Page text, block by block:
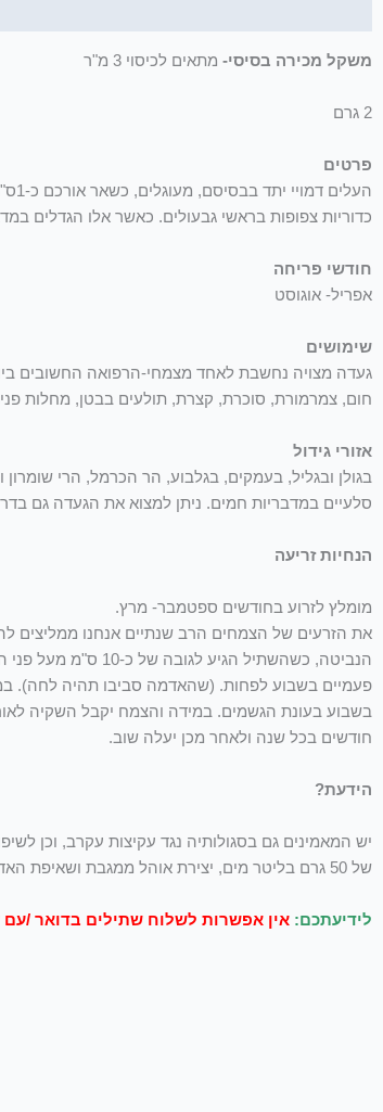
משקל מכירה בסיסי- מתאים לכיסוי 3 מ"ר
2 גרם
פרטים
כדוריות צפופות בראשי גבעולים. כאשר אלו הגדלים
חודשי פריחה
אפריל- אוגוסט
שימושים
געדה מצויה נחשבת לאחד מצמחי-הרפואה החשובים
חום, צמרמורת, סוכרת, קצרת, תולעים בבטן, מחלות
אזורי גידול
בגולן ובגליל, בעמקים, בגלבוע, הר הכרמל, הרי שומרון
סלעיים במדבריות חמים. ניתן למצוא את הגעדה גם
הנחיות זריעה
מומלץ לזרוע בחודשים ספטמבר- מרץ.
הנביטה,
בשבוע בעונת הגשמים. במידה והצמח יקבל השקיה
חודשים בכל שנה ולאחר מכן יעלה שוב.
הידעת?
יש המאמינים גם בסגולותיה נגד עקיצות עקרב, וכן
של 50 גרם בליטר מים, יצירת אוהל ממגבת ושאיפת האדים נחשבים כתרופה לקצרת והצטננות).
לידיעתכם: אין אפשרות לשלוח שתילים בדואר /